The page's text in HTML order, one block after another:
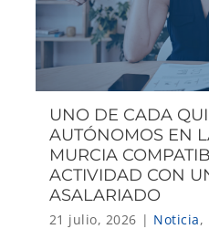
UNO DE CADA
AUTÓNOMOS EN
MURCIA
ACTIVIDAD CON
ASALARIADO
21 julio, 2026 | Noticia,